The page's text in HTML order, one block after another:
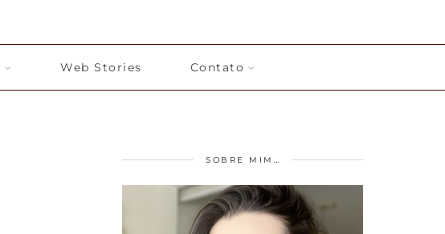
Web Stories Contato
SOBRE MIM…